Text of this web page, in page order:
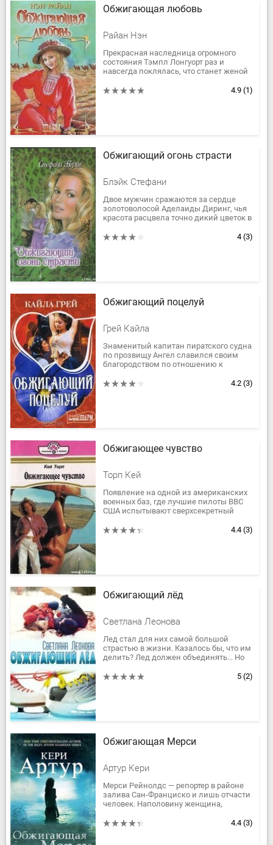
Обжигающая любовь
Райан Нэн
Прекрасная наследница огромного
состояния Тэмпл Лонгуорт раз и
навсегда поклялась, что станет женой
сильного, смелого, способного
4.9 (1)
Обжигающий огонь страсти
Блэйк Стефани
Двое мужчин сражаются за сердце
золотоволосой Аделаиды Диринг, чья
красота расцвела точно дикий цветок в
мужественный, отважный Крег...
4 (3)
Обжигающий поцелуй
Грей Кайла
Знаменитый капитан пиратского судна
по прозвищу Ангел славился своим
благородством по отношению к
на корабль попала невеста его...
4.2 (3)
Обжигающее чувство
Торп Кей
Появление на одной из американских
военных баз, где лучшие пилоты ВВС
США испытывают сверхсекретный
женщины Эвелин Лоусон вносит в...
4.4 (3)
Обжигающий лёд
Светлана Леонова
Лед стал для них самой большой
страстью в жизни. Казалось бы, что им
делить? Лед должен объединять... Но
соперничества двух таких разных...
5 (2)
Обжигающая Мерси
Артур Кери
Мерси Рейнолдс — репортер в районе
залива Сан-Франциско и лишь отчасти
человек. Наполовину женщина,
силах менять форму, но все еще в...4.4 (3)